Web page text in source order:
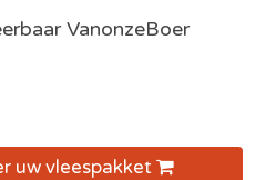
VanonzeBoer
uw vleespakket